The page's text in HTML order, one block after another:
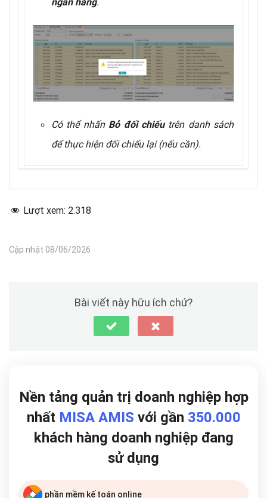
Có thể nhấn Bỏ đối chiếu trên danh sách
để thực hiện đối chiếu lại (nếu cần).
Lượt xem: 2.318
Cập nhật 08/06/2026
Bài viết này hữu ích chứ?
Nền tảng quản trị doanh nghiệp hợp
nhất MISA AMIS với gần 350.000
khách hàng doanh nghiệp đang
sử dụng
phần mềm kế toán online